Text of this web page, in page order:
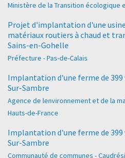
Ministère de la Transition écologique
Projet d'implantation d'une
matériaux routiers à chaud et
Sains-en-Gohelle
Préfecture - Pas-de-Calais
Implantation d'une ferme de
Sur-Sambre
Agence de lenvironnement et de la
Hauts-de-France
Implantation d'une ferme de
Sur-Sambre
Communauté de communes -